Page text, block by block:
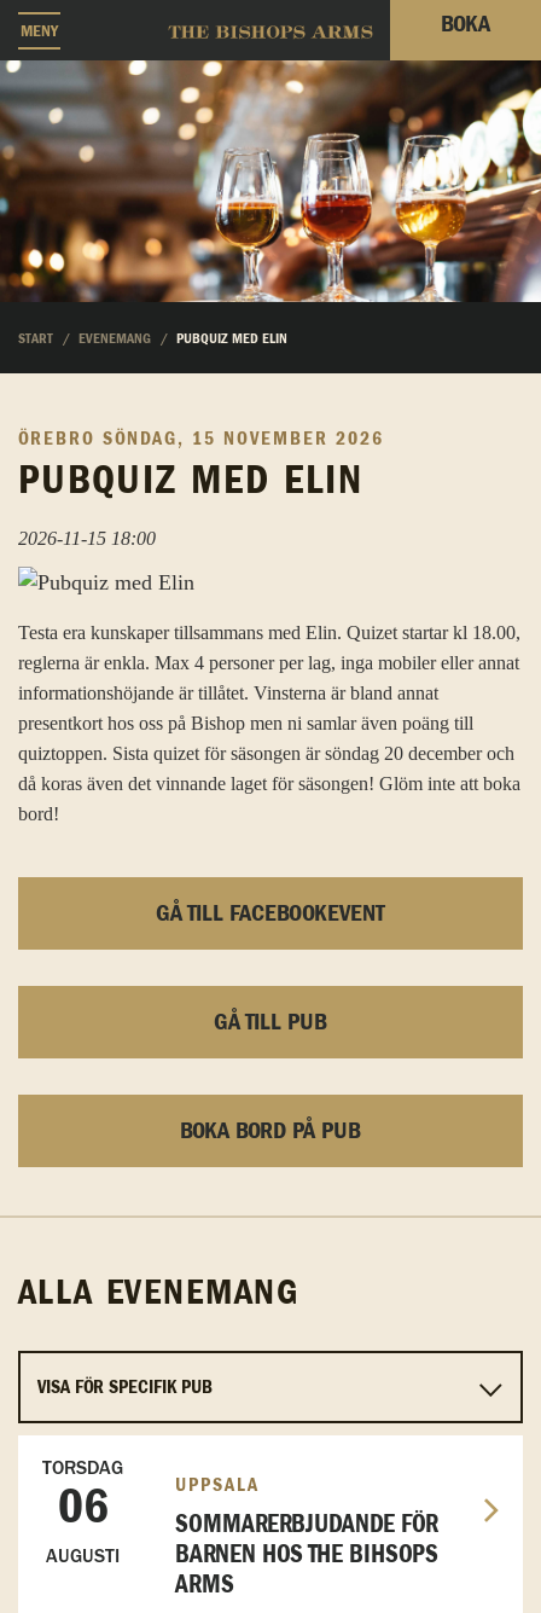
MENY BOKA
START EVENEMANG PUBQUIZ MED ELIN
ÖREBRO SÖNDAG, 15 NOVEMBER 2026
PUBQUIZ MED ELIN
2026-11-15 18:00
Testa era kunskaper tillsammans med Elin. Quizet startar kl 18.00,
reglerna är enkla. Max 4 personer per lag, inga mobiler eller annat
informationshöjande är tillåtet. Vinsterna är bland annat
presentkort hos oss på Bishop men ni samlar även poäng till
quiztoppen. Sista quizet för säsongen är söndag 20 december och
då koras även det vinnande laget för säsongen! Glöm inte att boka
bord!
GÅ TILL FACEBOOKEVENT
GÅ TILL PUB
BOKA BORD PÅ PUB
ALLA EVENEMANG
TORSDAG
06
AUGUSTI
UPPSALA
SOMMARERBJUDANDE FÖR
BARNEN HOS THE BIHSOPS
ARMS